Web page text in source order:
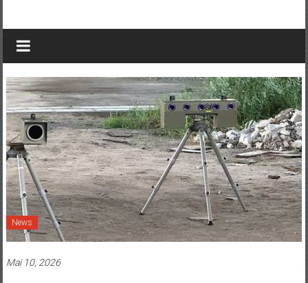
News
Mai 10, 2026